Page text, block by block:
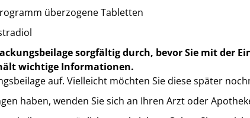
überzogene Tabletten
sorgfältig durch, bevor Sie mit der
wichtige Informationen.
auf. Vielleicht möchten Sie diese später
haben, wenden Sie sich an Ihren Arzt oder